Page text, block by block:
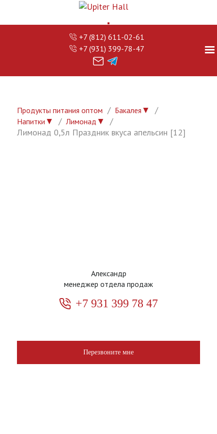
+7 (812) 611-02-61
+7 (931) 399-78-47
Продукты питания оптом Бакалея ▼
Напитки ▼ Лимонад ▼
Лимонад 0,5л Праздник вкуса апельсин [12]
Александр
менеджер отдела продаж
+7 931 399 78 47
Перезвоните мне